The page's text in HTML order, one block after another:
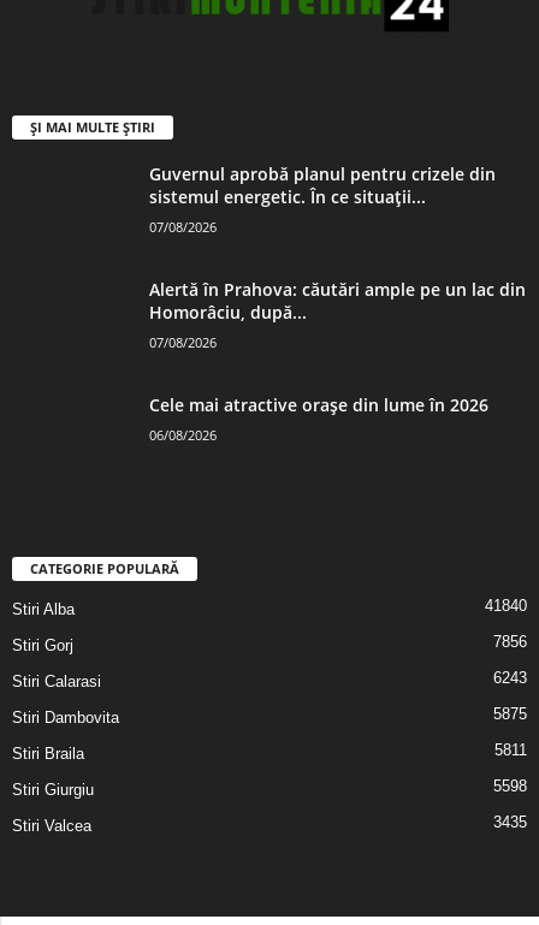
ȘI MAI MULTE ȘTIRI
Guvernul aprobă planul pentru crizele din
sistemul energetic. În ce situații...
07/08/2026
Alertă în Prahova: căutări ample pe un lac din
Homorâciu, după...
07/08/2026
Cele mai atractive orașe din lume în 2026
06/08/2026
CATEGORIE POPULARĂ
Stiri Alba 41840
Stiri Gorj 7856
Stiri Calarasi 6243
Stiri Dambovita 5875
Stiri Braila 5811
Stiri Giurgiu 5598
Stiri Valcea 3435